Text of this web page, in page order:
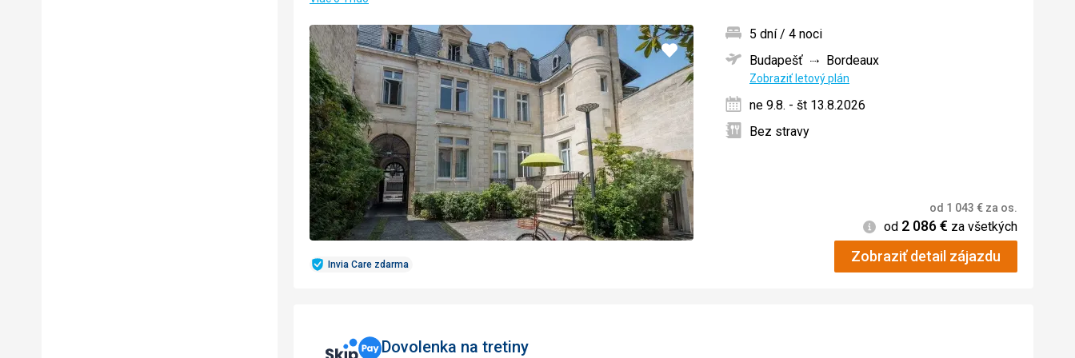
Pridať
do
obľúbených
Invia Care zdarma
5 dní / 4 noci
Budapešť
Bordeaux
Zobraziť letový plán
ne 9.8. - št 13.8.2026
Bez stravy
od 1 043 € za os.
Informácie
od 2 086€ za všetkých
Zobraziť detail zájazdu
Dovolenka na tretiny